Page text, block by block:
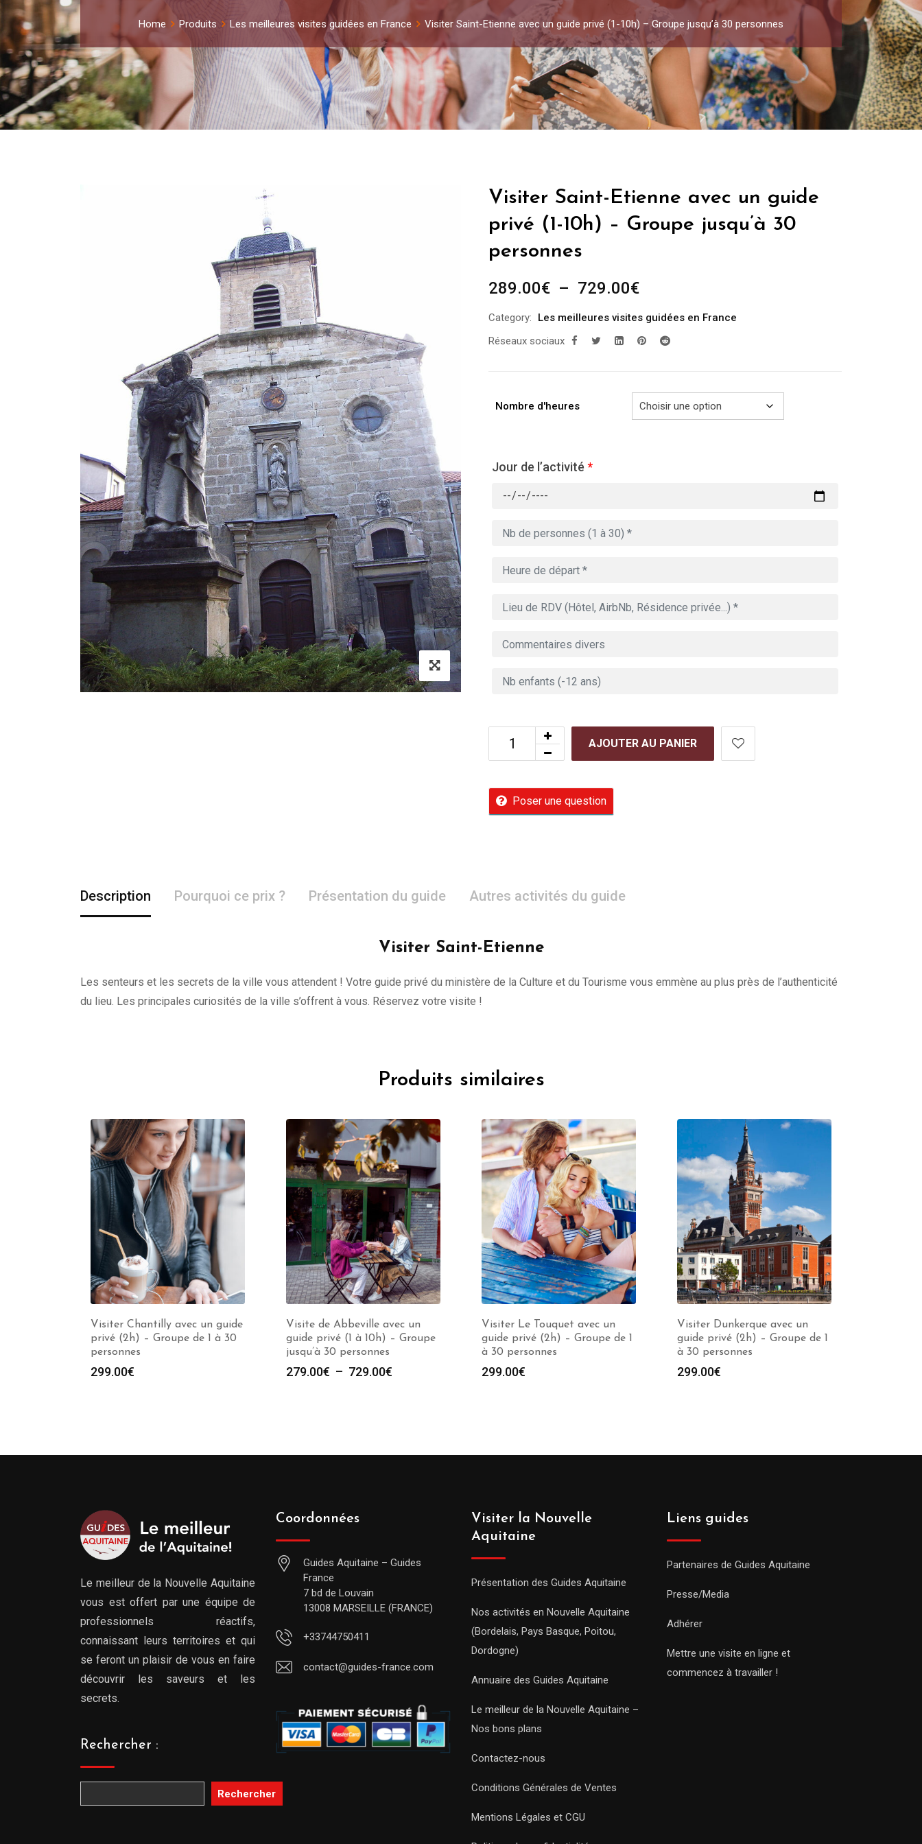
Home Produits Les meilleures visites guidées en France Visiter Saint-Etienne avec un guide privé (1-10h) – Groupe jusqu’à 30 personnes
Visiter Saint-Etienne avec un guide
privé (1-10h) – Groupe jusqu’à 30
personnes
289.00€ – 729.00€Plage
prix :
289.00€
Category:
Les meilleures visites guidées en France
Réseaux sociaux
Nombre d'heures
Jour de l’activité *
AJOUTER AU PANIER
Poser une question
Description Pourquoi ce prix ? Présentation du guide Autres activités du guide
Visiter Saint-Etienne
Les senteurs et les secrets de la ville vous attendent ! Votre guide privé du ministère de la Culture et du Tourisme vous emmène au plus près de l’authenticité
du lieu. Les principales curiosités de la ville s’offrent à vous. Réservez votre visite !
Produits similaires
Visiter Chantilly avec un guide
privé (2h) – Groupe de 1 à 30
personnes
299.00€
Visite de Abbeville avec un
guide privé (1 à 10h) – Groupe
jusqu’à 30 personnes
279.00€ – 729.00€
Visiter Le Touquet avec un
guide privé (2h) – Groupe de 1
à 30 personnes
299.00€
Visiter Dunkerque avec un
guide privé (2h) – Groupe de 1
à 30 personnes
299.00€
Le meilleur de la Nouvelle Aquitaine
vous est offert par une équipe de
professionnels réactifs,
connaissant leurs territoires et qui
se feront un plaisir de vous en faire
découvrir les saveurs et les
secrets.
Rechercher :
Rechercher
Coordonnées
Guides Aquitaine – Guides
France
7 bd de Louvain
13008 MARSEILLE (FRANCE)
+33744750411
contact@guides-france.com
Visiter la Nouvelle
Aquitaine
Présentation des Guides Aquitaine
Nos activités en Nouvelle Aquitaine
(Bordelais, Pays Basque, Poitou,
Dordogne)
Annuaire des Guides Aquitaine
Le meilleur de la Nouvelle Aquitaine –
Nos bons plans
Contactez-nous
Conditions Générales de Ventes
Mentions Légales et CGU
Liens guides
Partenaires de Guides Aquitaine
Presse/Media
Adhérer
Mettre une visite en ligne et
commencez à travailler !